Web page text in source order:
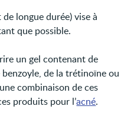
longue durée) vise à
que possible.
un gel contenant de
de la trétinoïne ou
combinaison de ces
produits pour l’acné.